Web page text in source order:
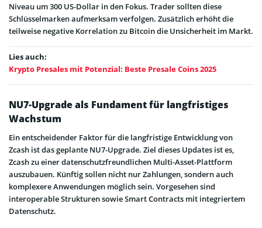
Niveau um 300 US-Dollar in den Fokus. Trader sollten diese
Schlüsselmarken aufmerksam verfolgen. Zusätzlich erhöht die
teilweise negative Korrelation zu Bitcoin die Unsicherheit im Markt.
Lies auch:
Krypto Presales mit Potenzial: Beste Presale Coins 2025
NU7-Upgrade als Fundament für langfristiges
Wachstum
Ein entscheidender Faktor für die langfristige Entwicklung von
Zcash ist das geplante NU7-Upgrade. Ziel dieses Updates ist es,
Zcash zu einer datenschutzfreundlichen Multi-Asset-Plattform
auszubauen. Künftig sollen nicht nur Zahlungen, sondern auch
komplexere Anwendungen möglich sein. Vorgesehen sind
interoperable Strukturen sowie Smart Contracts mit integriertem
Datenschutz.